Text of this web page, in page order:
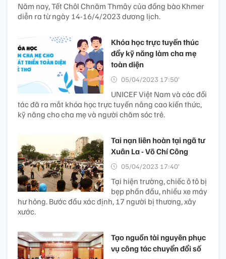
Năm nay, Tết Chôl Chnăm Thmây của đồng bào Khmer
diễn ra từ ngày 14-16/4/2023 dương lịch.
Khóa học trực tuyến thúc
đẩy kỹ năng làm cha mẹ
toàn diện
05/04/2023 17:50’
UNICEF Việt Nam và các đối
tác đã ra mắt khóa học trực tuyến nâng cao kiến ​​thức,
kỹ năng cho cha mẹ và người chăm sóc trẻ.
Tai nạn liên hoàn tại ngã tư
Xuân La - Võ Chí Công
05/04/2023 17:40’
Tại hiện trường, chiếc ô tô bị
bẹp phần đầu, nhiều xe máy
hư hỏng. Bước đầu xác định, 17 người bị thương, xây
xước.
Tạo nguồn tài nguyên phục
vụ công tác chuyển đổi số